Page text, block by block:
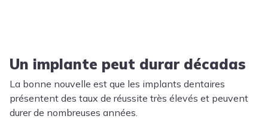
Un implante peut durar décadas
La bonne nouvelle est que les implants dentaires
présentent des taux de réussite très élevés et peuvent
durer de nombreuses années.